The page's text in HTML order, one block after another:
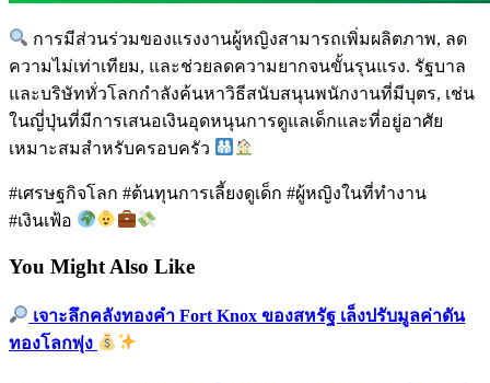
การมีส่วนร่วมของแรงงานผู้หญิงสามารถเพิ่มผลิตภาพ, ลด
ความไม่เท่าเทียม, และช่วยลดความยากจนขั้นรุนแรง. รัฐบาล
และบริษัททั่วโลกกำลังค้นหาวิธีสนับสนุนพนักงานที่มีบุตร, เช่น
ในญี่ปุ่นที่มีการเสนอเงินอุดหนุนการดูแลเด็กและที่อยู่อาศัย
เหมาะสมสำหรับครอบครัว
#เศรษฐกิจโลก #ต้นทุนการเลี้ยงดูเด็ก #ผู้หญิงในที่ทำงาน
#เงินเฟ้อ
You Might Also Like
เจาะลึกคลังทองคำ Fort Knox ของสหรัฐ เล็งปรับมูลค่าดัน
ทองโลกพุ่ง